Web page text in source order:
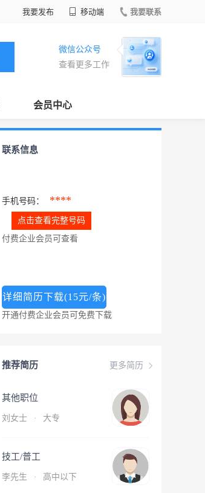
我要发布 移动端 我要联系
微信公众号
查看更多工作
会员中心
联系信息
手机号码： ****
点击查看完整号码
付费企业会员可查看
详细简历下载(15元/条)
开通付费企业会员可免费下载
更多简历
推荐简历
其他职位
刘女士 · 大专
技工/普工
李先生 · 高中以下